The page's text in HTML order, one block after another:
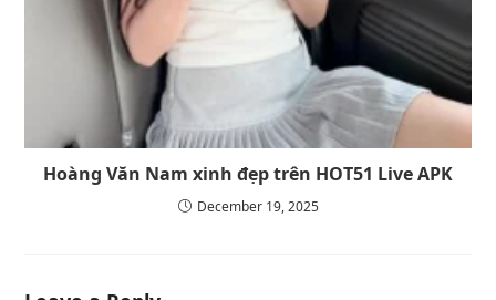
Hoàng Văn Nam xinh đẹp trên HOT51 Live APK
December 19, 2025